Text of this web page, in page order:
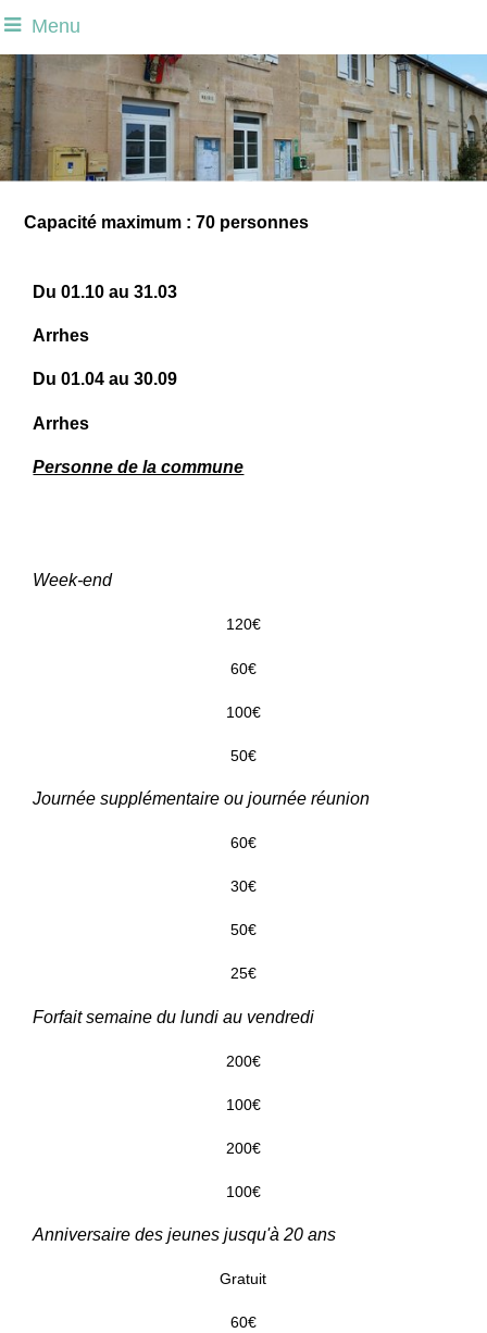
Menu
Capacité maximum : 70 personnes
Du 01.10 au 31.03
Arrhes
Du 01.04 au 30.09
Arrhes
Personne de la commune
Week-end
120€
60€
100€
50€
Journée supplémentaire ou journée réunion
60€
30€
50€
25€
Forfait semaine du lundi au vendredi
200€
100€
200€
100€
Anniversaire des jeunes jusqu'à 20 ans
Gratuit
60€